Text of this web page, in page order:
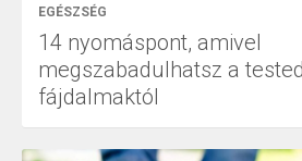
EGÉSZSÉG
14 nyomáspont, amivel
megszabadulhatsz a
fájdalmaktól